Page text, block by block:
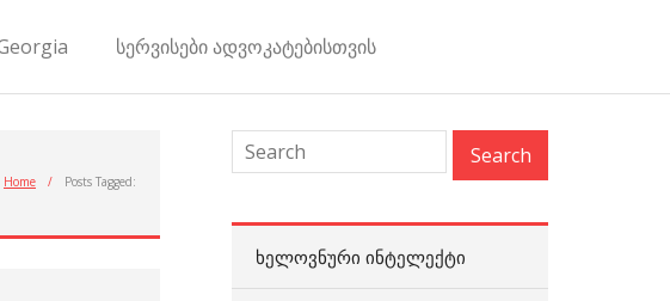
სერვისები ადვოკატებისთვის
Home / Posts Tagged:
ᲮᲔᲚᲝᲕᲜᲣᲠᲘ ᲘᲜᲢᲔᲚᲔᲥᲢᲘ